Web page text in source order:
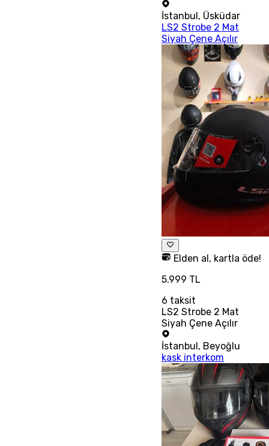
İstanbul, Üsküdar
LS2 Strobe 2 Mat
Siyah Çene Açılır
Elden al, kartla öde!
5.999 TL
6 taksit
LS2 Strobe 2 Mat
Siyah Çene Açılır
İstanbul, Beyoğlu
kask interkom